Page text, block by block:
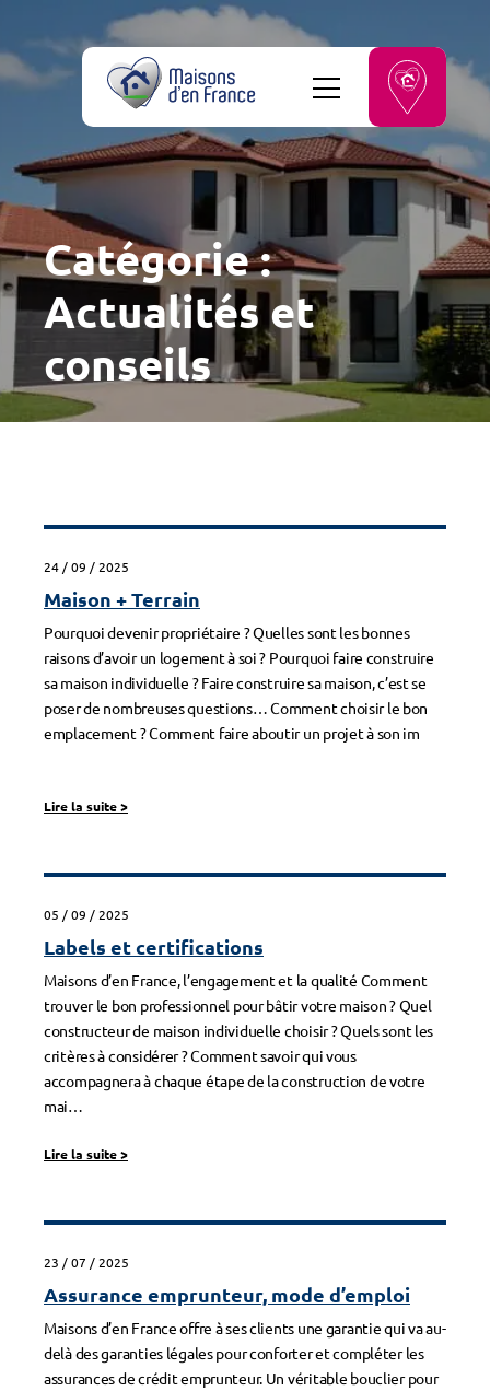
Catégorie :
Actualités et
conseils
24 / 09 / 2025
Maison + Terrain
Pourquoi devenir propriétaire ? Quelles sont les bonnes
raisons d’avoir un logement à soi ? Pourquoi faire construire
sa maison individuelle ? Faire construire sa maison, c’est se
poser de nombreuses questions… Comment choisir le bon
emplacement ? Comment faire aboutir un projet à son im
Lire la suite>
05 / 09 / 2025
Labels et certifications
Maisons d’en France, l’engagement et la qualité Comment
trouver le bon professionnel pour bâtir votre maison ? Quel
constructeur de maison individuelle choisir ? Quels sont les
critères à considérer ? Comment savoir qui vous
accompagnera à chaque étape de la construction de votre
mai
Lire la suite>
23 / 07 / 2025
Assurance emprunteur, mode d’emploi
Maisons d’en France offre à ses clients une garantie qui va au-
delà des garanties légales pour conforter et compléter les
assurances de crédit emprunteur. Un véritable bouclier pour